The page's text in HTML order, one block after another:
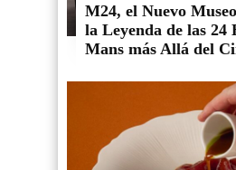
M24, el Nuevo
la Leyenda de las 24
Mans más Allá del